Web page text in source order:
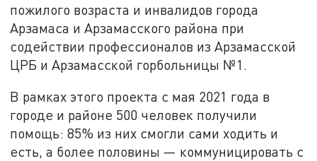
пожилого возраста и инвалидов города
Арзамаса и Арзамасского района при
содействии профессионалов из Арзамасской
ЦРБ и Арзамасской горбольницы №1.
В рамках этого проекта с мая 2021 года в
городе и районе 500 человек получили
помощь: 85% из них смогли сами ходить и
есть, а более половины — коммуницировать с